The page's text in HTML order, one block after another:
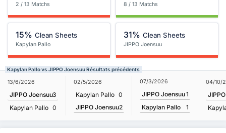
2 / 13 Matchs 8 / 13 Matchs
15% Clean Sheets
Kapylan Pallo
31% Clean Sheets
JIPPO Joensuu
Kapylan Pallo vs JIPPO Joensuu Résultats précédents
13/6/2026
JIPPO Joensuu3
Kapylan Pallo 0
02/5/2026
Kapylan Pallo 0
JIPPO Joensuu2
07/3/2026
JIPPO Joensuu1
Kapylan Pallo
1
04/10/